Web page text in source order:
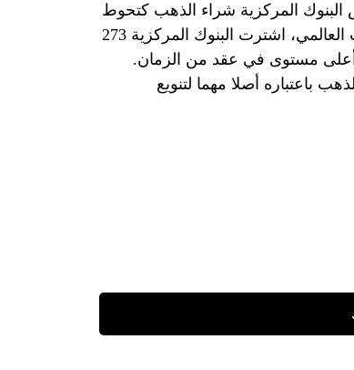
المركزية شراء الذهب كتحوط
ضد حالة عدم اليقين الاقتصادي. ووفقا لمجلس الذهب العالمي، اشترت البنوك المركزية 273
في النصف الأول من عام 2021، وهو أعلى مستوى في عقد من الزمان.
باعتباره أصلا مهما لتنويع